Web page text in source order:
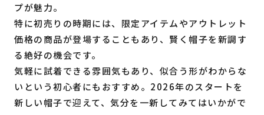
プが魅力。
特に初売りの時期には、限定アイテムやアウトレット
価格の商品が登場することもあり、賢く帽子を新調す
る絶好の機会です。
気軽に試着できる雰囲気もあり、似合う形がわからな
いという初心者にもおすすめ。2026年のスタートを
新しい帽子で迎えて、気分を一新してみてはいかがで